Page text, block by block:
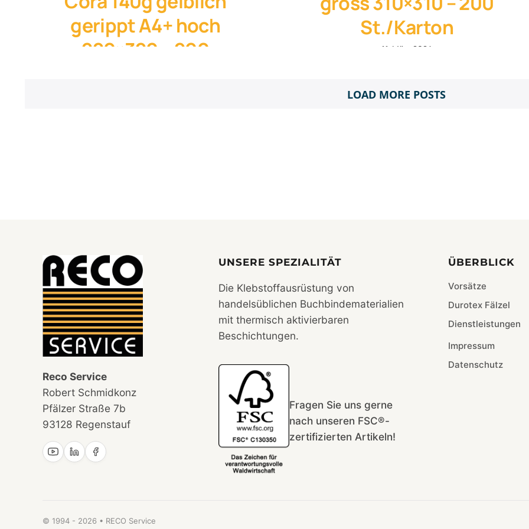
gerippt A4+ hoch
220×320 – 200
St./Karton
11. März 2024
LOAD MORE POSTS
Reco Service
Robert Schmidkonz
Pfälzer Straße 7b
93128 Regenstauf
UNSERE SPEZIALITÄT
Die Klebstoffausrüstung von
handelsüblichen Buchbindematerialien
mit thermisch aktivierbaren
Beschichtungen.
Fragen Sie uns gerne
nach unseren FSC®-
zertifizierten Artikeln!
ÜBERBLICK
Vorsätze
Durotex Fälzel
Dienstleistungen
Impressum
Datenschutz
© 1994 - 2026 • RECO Service